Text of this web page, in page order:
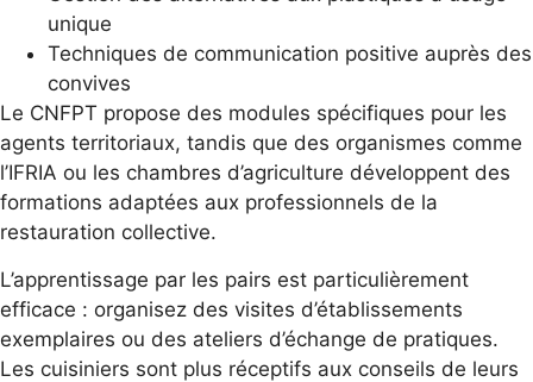
unique
Techniques de communication positive auprès des
convives
Le CNFPT propose des modules spécifiques pour les
agents territoriaux, tandis que des organismes comme
l’IFRIA ou les chambres d’agriculture développent des
formations adaptées aux professionnels de la
restauration collective.
L’apprentissage par les pairs est particulièrement
efficace : organisez des visites d’établissements
exemplaires ou des ateliers d’échange de pratiques.
Les cuisiniers sont plus réceptifs aux conseils de leurs